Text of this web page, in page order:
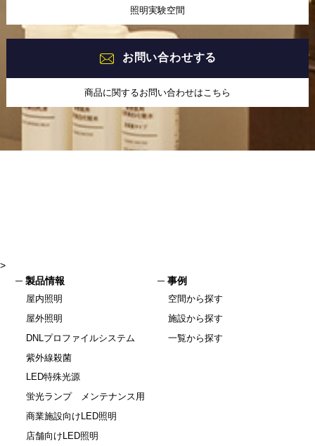
照明実験空間
お問い合わせする
商品に関するお問い合わせはこちら
>
製品情報
屋内照明
屋外照明
DNLプロファイルシステム
紫外線殺菌
LED特殊光源
蛍光ランプ メンテナンス用
商業施設向けLED照明
店舗向けLED照明
事例
空間から探す
施設から探す
一覧から探す